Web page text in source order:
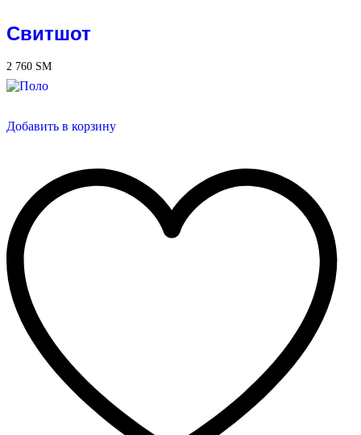
Свитшот
2 760 ЅМ
Добавить в корзину